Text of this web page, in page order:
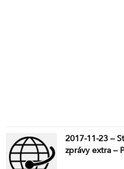
2017-11-23 –
zprávy extra –